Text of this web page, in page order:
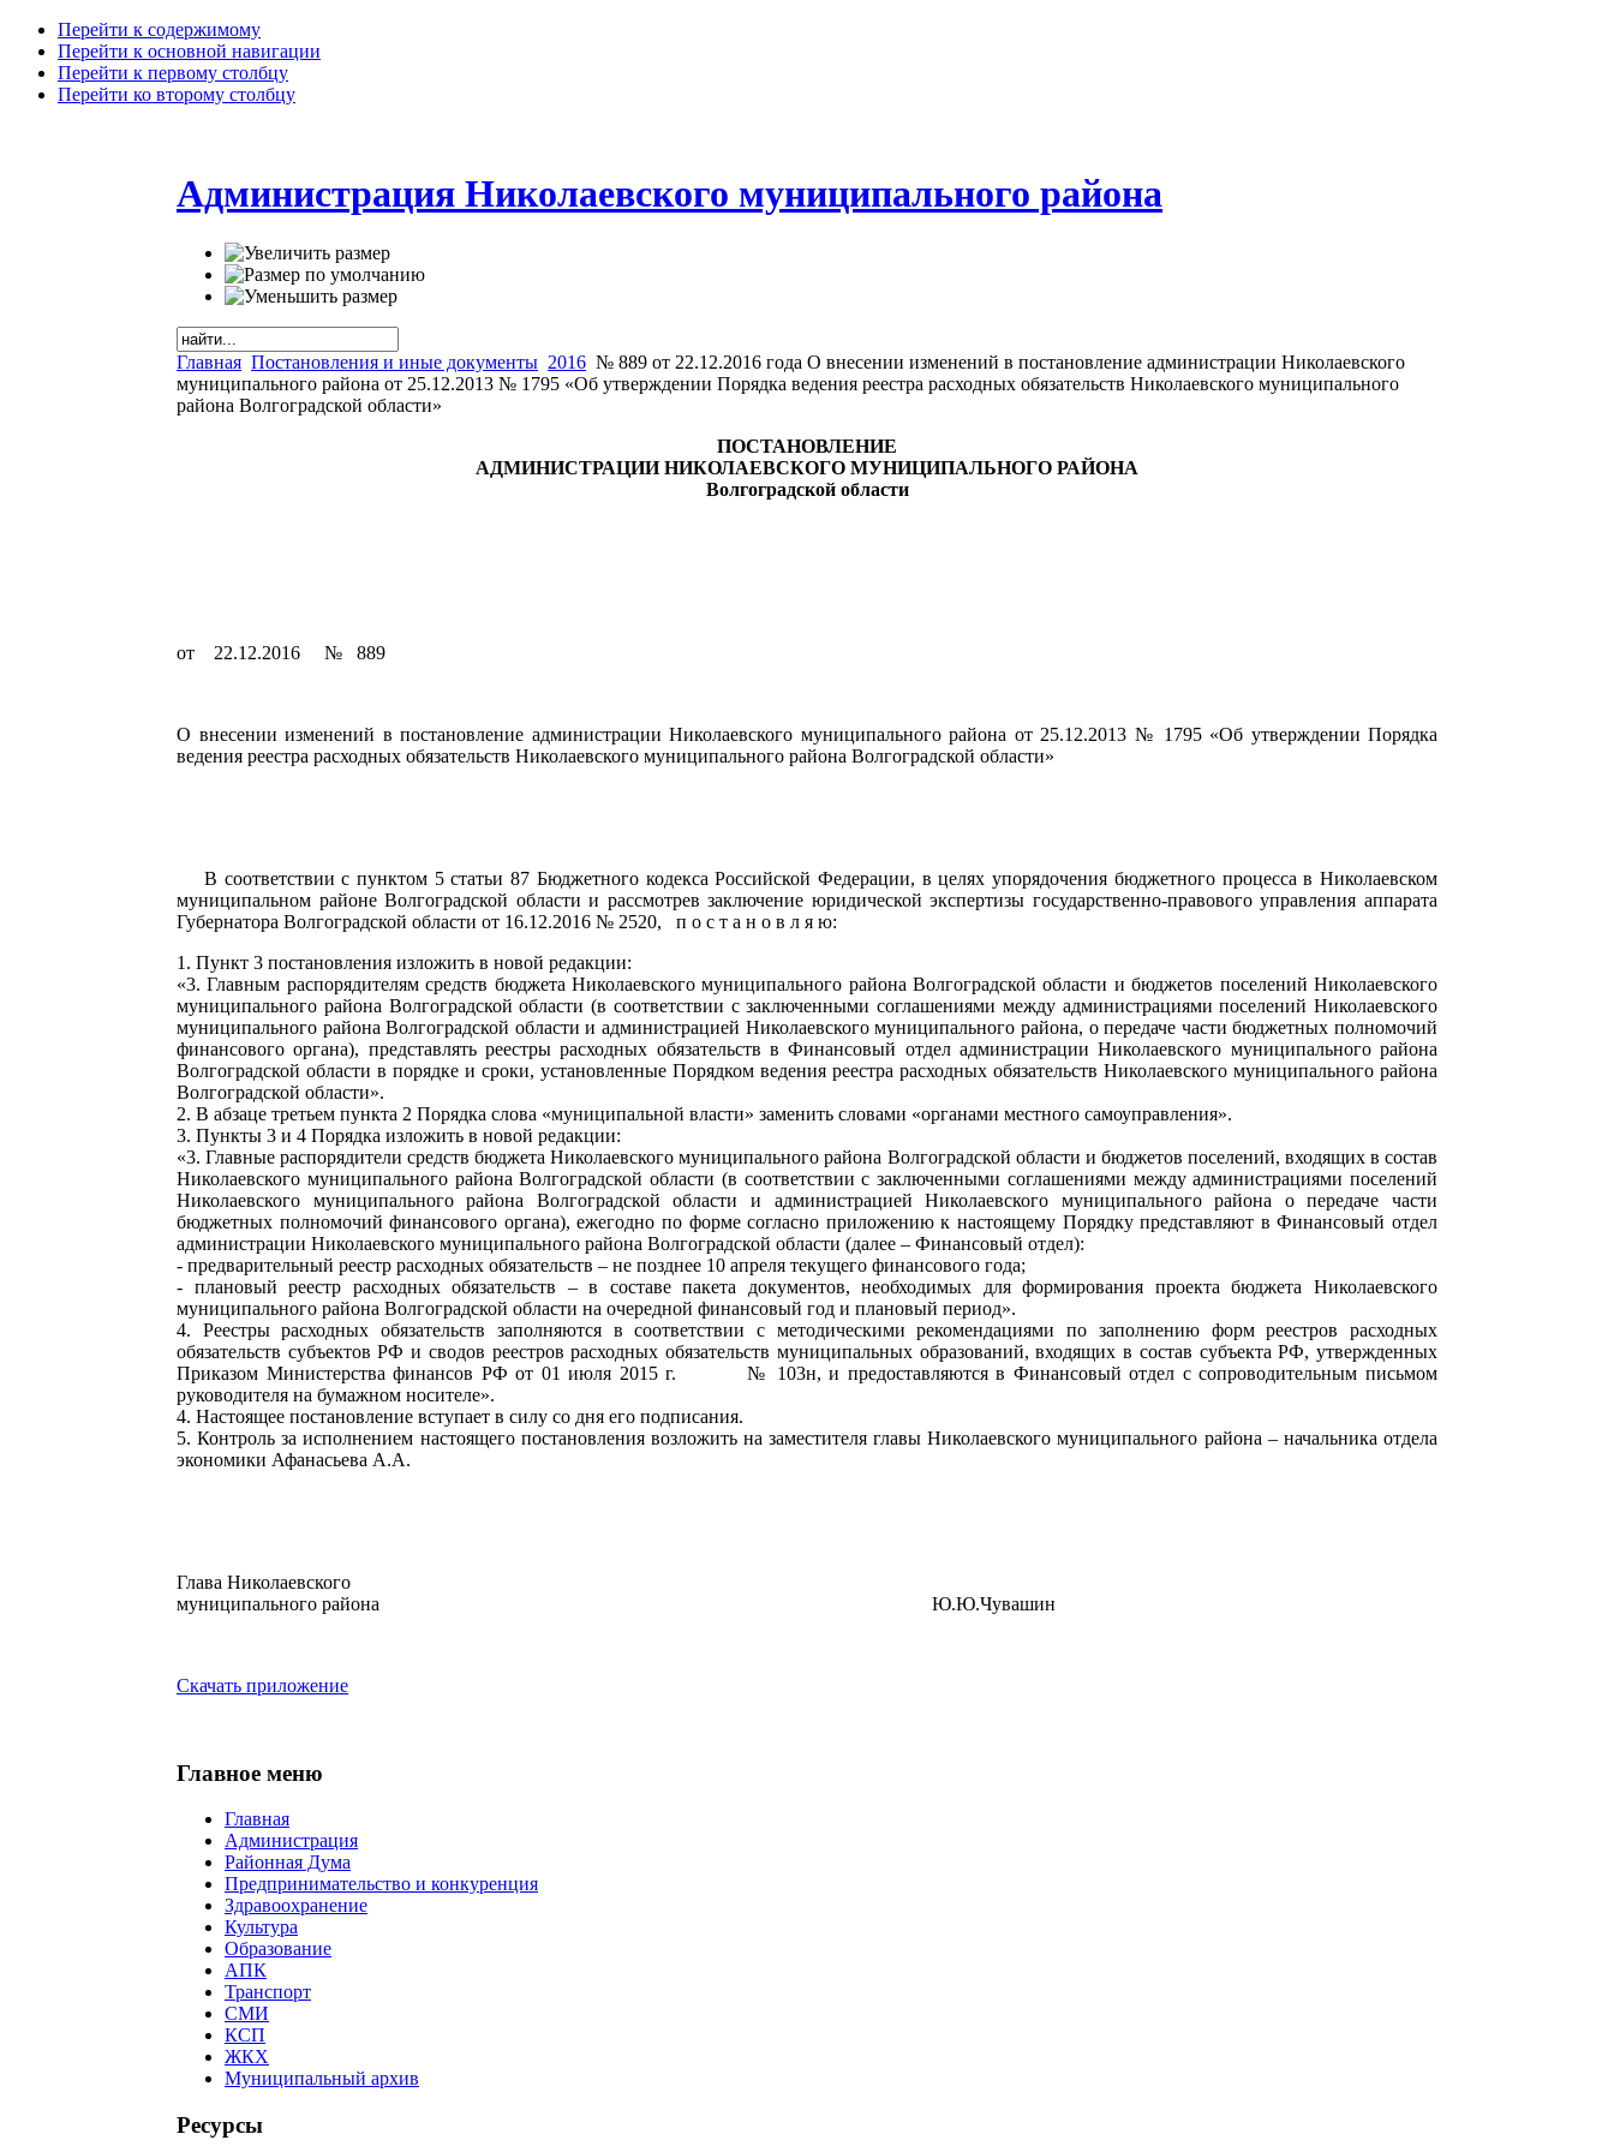
Перейти к содержимому
Перейти к основной навигации
Перейти к первому столбцу
Перейти ко второму столбцу
Администрация Николаевского муниципального района
Главная Постановления и иные документы 2016 № 889 от 22.12.2016 года О внесении изменений в постановление администрации Николаевского
муниципального района от 25.12.2013 № 1795 «Об утверждении Порядка ведения реестра расходных обязательств Николаевского муниципального
района Волгоградской области»
ПОСТАНОВЛЕНИЕ
АДМИНИСТРАЦИИ НИКОЛАЕВСКОГО МУНИЦИПАЛЬНОГО РАЙОНА
Волгоградской области
от 22.12.2016 № 889
О внесении изменений в постановление администрации Николаевского муниципального района от 25.12.2013 № 1795 «Об утверждении Порядка
ведения реестра расходных обязательств Николаевского муниципального района Волгоградской области»
В соответствии с пунктом 5 статьи 87 Бюджетного кодекса Российской Федерации, в целях упорядочения бюджетного процесса в Николаевском
муниципальном районе Волгоградской области и рассмотрев заключение юридической экспертизы государственно-правового управления аппарата
Губернатора Волгоградской области от 16.12.2016 № 2520, п о с т а н о в л я ю:
1. Пункт 3 постановления изложить в новой редакции:
«3. Главным распорядителям средств бюджета Николаевского муниципального района Волгоградской области и бюджетов поселений Николаевского
муниципального района Волгоградской области (в соответствии с заключенными соглашениями между администрациями поселений Николаевского
муниципального района Волгоградской области и администрацией Николаевского муниципального района, о передаче части бюджетных полномочий
финансового органа), представлять реестры расходных обязательств в Финансовый отдел администрации Николаевского муниципального района
Волгоградской области в порядке и сроки, установленные Порядком ведения реестра расходных обязательств Николаевского муниципального района
Волгоградской области».
2. В абзаце третьем пункта 2 Порядка слова «муниципальной власти» заменить словами «органами местного самоуправления».
3. Пункты 3 и 4 Порядка изложить в новой редакции:
«3. Главные распорядители средств бюджета Николаевского муниципального района Волгоградской области и бюджетов поселений, входящих в состав
Николаевского муниципального района Волгоградской области (в соответствии с заключенными соглашениями между администрациями поселений
Николаевского муниципального района Волгоградской области и администрацией Николаевского муниципального района о передаче части
бюджетных полномочий финансового органа), ежегодно по форме согласно приложению к настоящему Порядку представляют в Финансовый отдел
администрации Николаевского муниципального района Волгоградской области (далее – Финансовый отдел):
- предварительный реестр расходных обязательств – не позднее 10 апреля текущего финансового года;
- плановый реестр расходных обязательств – в составе пакета документов, необходимых для формирования проекта бюджета Николаевского
муниципального района Волгоградской области на очередной финансовый год и плановый период».
4. Реестры расходных обязательств заполняются в соответствии с методическими рекомендациями по заполнению форм реестров расходных
обязательств субъектов РФ и сводов реестров расходных обязательств муниципальных образований, входящих в состав субъекта РФ, утвержденных
Приказом Министерства финансов РФ от 01 июля 2015 г. № 103н, и предоставляются в Финансовый отдел с сопроводительным письмом
руководителя на бумажном носителе».
4. Настоящее постановление вступает в силу со дня его подписания.
5. Контроль за исполнением настоящего постановления возложить на заместителя главы Николаевского муниципального района – начальника отдела
экономики Афанасьева А.А.
Глава Николаевского
муниципального района Ю.Ю.Чувашин
Скачать приложение
Главное меню
Главная
Администрация
Районная Дума
Предпринимательство и конкуренция
Здравоохранение
Культура
Образование
АПК
Транспорт
СМИ
КСП
ЖКХ
Муниципальный архив
Ресурсы